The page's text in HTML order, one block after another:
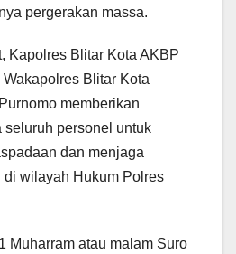
pergerakan massa.
Kapolres Blitar Kota AKBP
Blitar Kota
memberikan
seluruh personel untuk
dan menjaga
wilayah Hukum Polres
Muharram atau malam Suro